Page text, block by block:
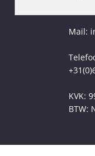
Mail:
KVK:
BTW: